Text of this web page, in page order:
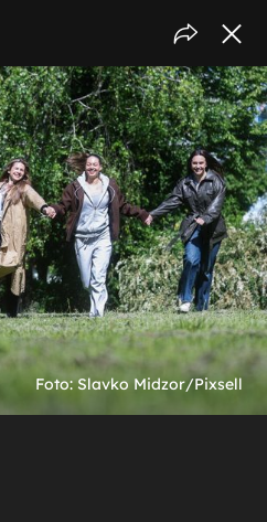
Foto: Slavko Midzor/Pixsell